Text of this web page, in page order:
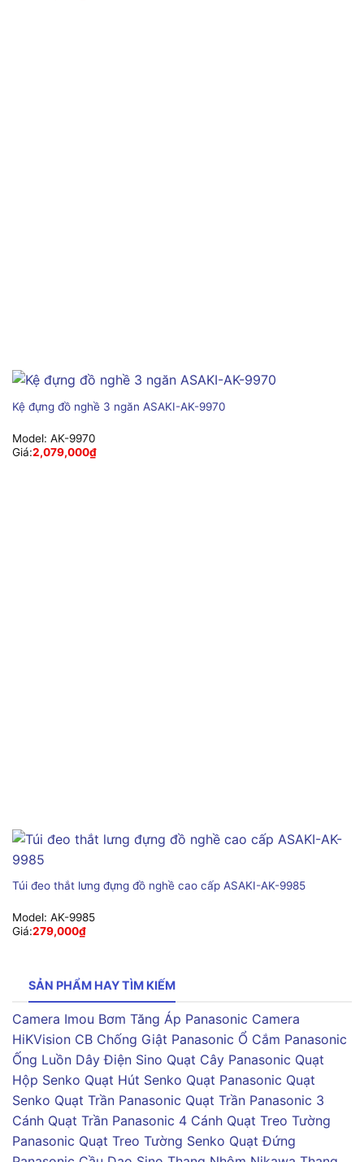
Kệ đựng đồ nghề 3 ngăn ASAKI-AK-9970
Model: AK-9970
Giá:2,079,000₫
Túi đeo thắt lưng đựng đồ nghề cao cấp ASAKI-AK-9985
Model: AK-9985
Giá:279,000₫
SẢN PHẨM HAY TÌM KIẾM
Camera Imou Bơm Tăng Áp Panasonic Camera
HiKVision CB Chống Giật Panasonic Ổ Cắm Panasonic
Ống Luồn Dây Điện Sino Quạt Cây Panasonic Quạt
Hộp Senko Quạt Hút Senko Quạt Panasonic Quạt
Senko Quạt Trần Panasonic Quạt Trần Panasonic 3
Cánh Quạt Trần Panasonic 4 Cánh Quạt Treo Tường
Panasonic Quạt Treo Tường Senko Quạt Đứng